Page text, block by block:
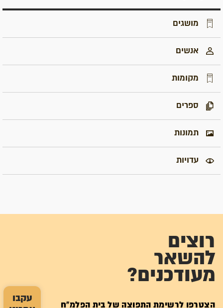
עקבו
מושגים
אנשים
מקומות
ספרים
תמונות
עדויות
רוצים
להשאר
מעודכנים?
הצטרפו לרשימת התפוצה של בית הפלמ"ח